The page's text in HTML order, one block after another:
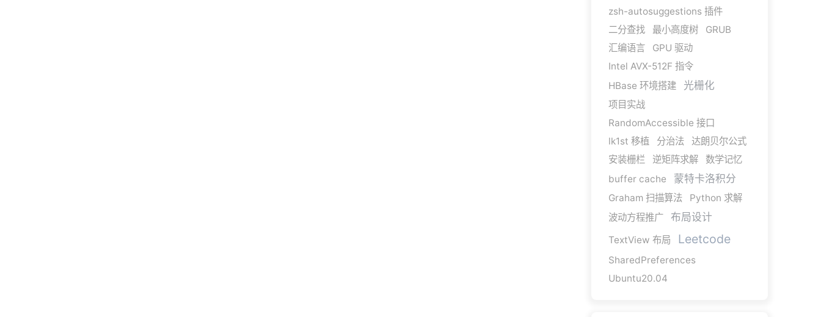
zsh-autosuggestions 插件
二分查找
最小高度树
GRUB
汇编语言
GPU 驱动
Intel AVX-512F 指令
HBase 环境搭建
光栅化
项目实战
RandomAccessible 接口
lk1st 移植
分治法
达朗贝尔公式
安装栅栏
逆矩阵求解
数学记忆
buffer cache
蒙特卡洛积分
Graham 扫描算法
Python 求解
波动方程推广
布局设计
TextView 布局 Leetcode
SharedPreferences
Ubuntu20.04